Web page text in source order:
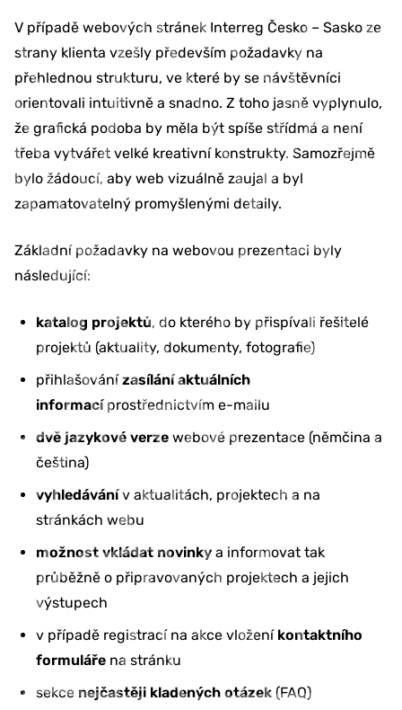
V případě webových stránek Interreg Česko – Sasko ze
strany klienta vzešly především požadavky na
přehlednou strukturu, ve které by se návštěvníci
orientovali intuitivně a snadno. Z toho jasně vyplynulo,
že grafická podoba by měla být spíše střídmá a není
třeba vytvářet velké kreativní konstrukty. Samozřejmě
bylo žádoucí, aby web vizuálně zaujal a byl
zapamatovatelný promyšlenými detaily.
Základní požadavky na webovou prezentaci byly
následující:
katalog projektů, do kterého by přispívali řešitelé
projektů (aktuality, dokumenty, fotografie)
přihlašovánízasílání aktuálních
informacíprostřednictvím e-mailu
dvě jazykové verze webové prezentace (němčina a
čeština)
vyhledávánív aktualitách, projektech a na
stránkách webu
možnost vkládat novinky a informovat tak
průběžně o připravovaných projektech a jejich
výstupech
v případě registrací na akce vložení kontaktního
formuláře na stránku
sekce nejčastěji kladených otázek (FAQ)